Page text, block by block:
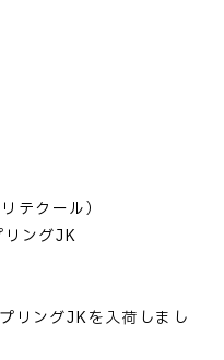
クール）
ングJK
ングJKを入荷しまし